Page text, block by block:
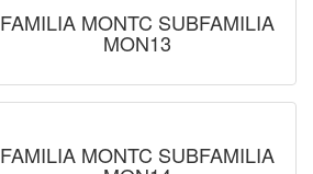
FAMILIA MONTC SUBFAMILIA
MON13
FAMILIA MONTC SUBFAMILIA